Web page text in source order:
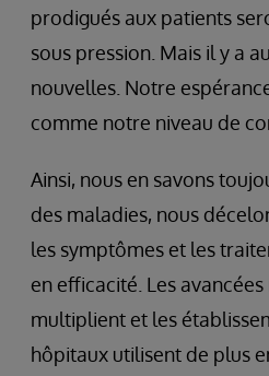
prodigués aux patients
sous pression. Mais il y a
nouvelles. Notre
comme notre niveau de
Ainsi, nous en savons
des maladies, nous
les symptômes et les
en efficacité. Les
multiplient et les
hôpitaux utilisent de plus